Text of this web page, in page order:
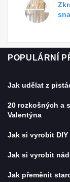
POPULÁRNÍ
Jak udělat z
20 rozkošných a
Valentýna
Jak si vyrobit
Jak si vyrobit
Jak přeměnit